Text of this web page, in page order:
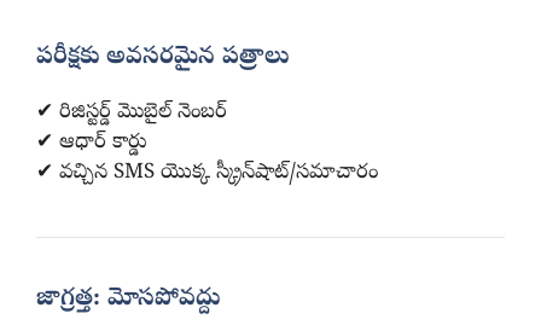
పరీక్షకు అవసరమైన పత్రాలు
✔ రిజిస్టర్డ్ మొబైల్ నెంబర్
✔ ఆధార్ కార్డు
✔ వచ్చిన SMS యొక్క స్క్రీన్‌షాట్/సమాచారం
జాగ్రత్త: మోసపోవద్దు